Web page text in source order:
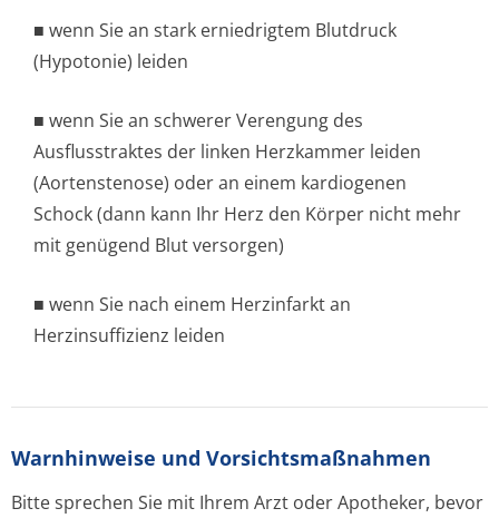
■ wenn Sie an stark erniedrigtem Blutdruck
(Hypotonie) leiden
■ wenn Sie an schwerer Verengung des
Ausflusstraktes der linken Herzkammer leiden
(Aortenstenose) oder an einem kardiogenen
Schock (dann kann Ihr Herz den Körper nicht mehr
mit genügend Blut versorgen)
■ wenn Sie nach einem Herzinfarkt an
Herzinsuffizi­enz leiden
Warnhinweise und Vorsichtsmaßnahmen
Bitte sprechen Sie mit Ihrem Arzt oder Apotheker, bevor